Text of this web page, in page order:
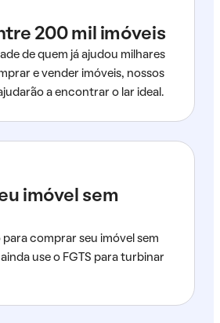
200 mil imóveis
de quem já ajudou milhares
e vender imóveis, nossos
a encontrar o lar ideal.
imóvel sem
comprar seu imóvel sem
use o FGTS para turbinar